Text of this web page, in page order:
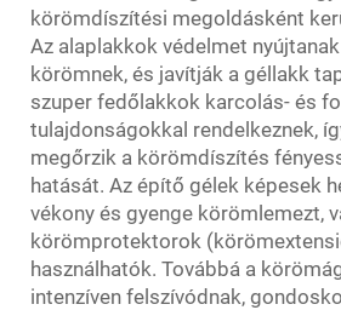
körömdíszítési megoldásként
Az alaplakkok védelmet
körömnek, és javítják a géllakk
szuper fedőlakkok karcolás- és
tulajdonságokkal rendelkeznek,
megőrzik a körömdíszítés
hatását. Az építő gélek képesek
vékony és gyenge körömlemezt,
körömprotektorok
használhatók. Továbbá a
intenzíven felszívódnak,